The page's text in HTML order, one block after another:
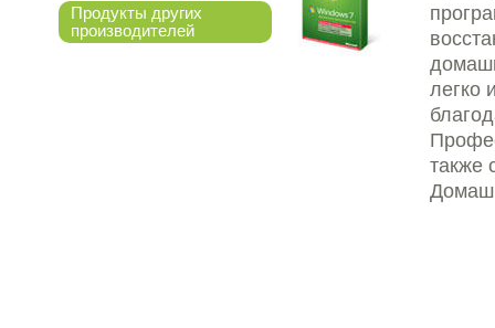
Продукты других
производителей
легко
также